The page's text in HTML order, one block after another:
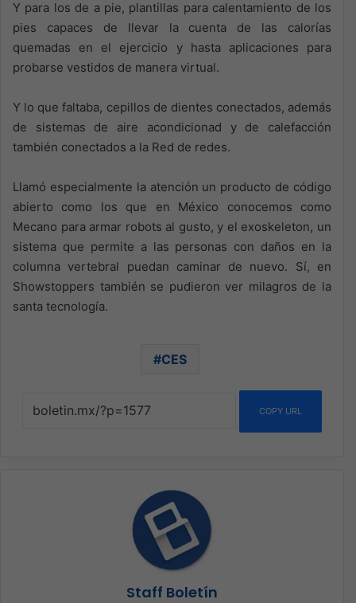
Y para los de a pie, plantillas para calentamiento de los
pies capaces de llevar la cuenta de las calorías
quemadas en el ejercicio y hasta aplicaciones para
probarse vestidos de manera virtual.
Y lo que faltaba, cepillos de dientes conectados, además
de sistemas de aire acondicionad y de calefacción
también conectados a la Red de redes.
Llamó especialmente la atención un producto de código
abierto como los que en México conocemos como
Mecano para armar robots al gusto, y el exoskeleton, un
sistema que permite a las personas con daños en la
columna vertebral puedan caminar de nuevo. Sí, en
Showstoppers también se pudieron ver milagros de la
santa tecnología.
CES
COPY URL
Staff Boletín